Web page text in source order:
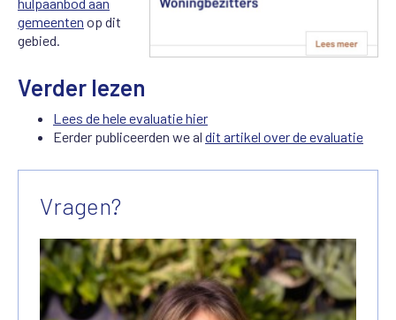
gemeenten op dit
gebied.
Verder lezen
Lees de hele evaluatie hier
Eerder publiceerden we al dit artikel over de evaluatie
Vragen?